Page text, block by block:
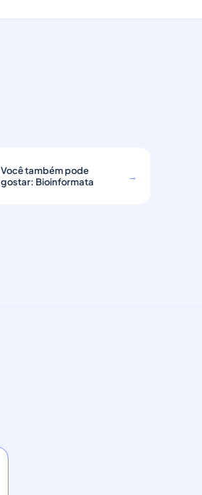
Você também pode
gostar: Bioinformata
→